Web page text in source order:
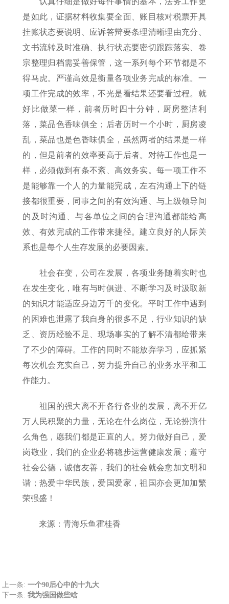
是如此，证据材料收集要全面、账目核对税票开具
挂账状态要说明、应诉答辩要条理清晰理由充分、
文书流转及时准确、执行状态要密切跟踪落实、卷
宗整理归档需妥善保管，这一系列每个环节都是不
得马虎。严谨高效是衡量各项业务完成的标准。一
项工作完成的效率，不光是看结果还要看过程。就
好比做菜一样，前者历时四十分钟，厨房整洁利
落，菜品色香味俱全；后者历时一个小时，厨房凌
乱，菜品也是色香味俱全，虽然两者的结果是一样
的，但是前者的效率要高于后者。对待工作也是一
样，必须做到有条不紊、高效务实。每一项工作不
是能够靠一个人的力量能完成，左右沟通上下的链
接都很重要，同事之间的有效沟通、与上级领导间
的及时沟通、与各单位之间的合理沟通都能给高
效、有效完成的工作带来捷径。建立良好的人际关
系也是每个人生存发展的必要因素。
社会在变，公司在发展，各项业务随着实时也
在发生变化，唯有与时俱进、不断学习及时汲取新
的知识才能适应身边万千的变化。平时工作中遇到
的困难也泄露了我自身的很多不足，行业知识的缺
乏、资历经验不足、现场事实的了解不清都给带来
了不少的障碍。工作的同时不能放弃学习，应抓紧
每次机会充实自己，努力提升自己的业务水平和工
作能力。
祖国的强大离不开各行各业的发展，离不开亿
万人民积聚的力量，无论在什么岗位，无论扮演什
么角色，愿我们都是正直的人。努力做好自己，爱
岗敬业，我们的企业必将稳步运营健康发展；遵守
社会公德，诚信友善，我们的社会就会愈加文明和
谐；热爱中华民族，爱国爱家，祖国亦会更加加繁
荣强盛！
来源：青海乐鱼霍桂香
上一条:一个90后心中的十九大
下一条:我为强国做些啥